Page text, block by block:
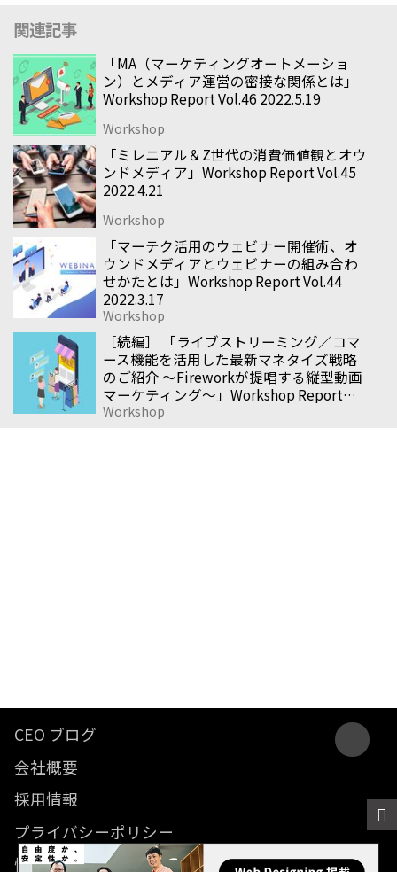
関連記事
「MA（マーケティングオートメーショ
ン）とメディア運営の密接な関係とは」
Workshop Report Vol.46 2022.5.19
Workshop
「ミレニアル＆Z世代の消費価値観とオウ
ンドメディア」Workshop Report Vol.45
2022.4.21
Workshop
「マーテク活用のウェビナー開催術、オ
ウンドメディアとウェビナーの組み合わ
せかたとは」Workshop Report Vol.44
2022.3.17
Workshop
［続編］ 「ライブストリーミング／コマ
ース機能を活用した最新マネタイズ戦略
のご紹介 〜Fireworkが提唱する縦型動画
マーケティング〜」Workshop Report
Vol.43 2021.11.18
Workshop
CEO ブログ
会社概要
採用情報
プライバシーポリシー
情報セキュリティ方針